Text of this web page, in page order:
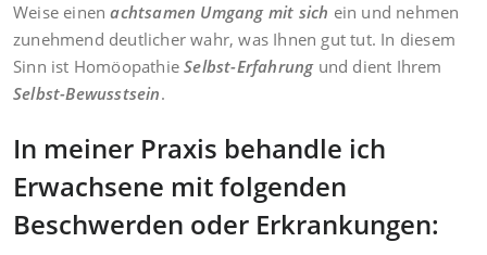
Weise einenachtsamen Umgang mit sich ein und nehmen
zunehmend deutlicher wahr, was Ihnen gut tut. In diesem
Sinn ist HomöopathieSelbst-Erfahrungund dient Ihrem
Selbst-Bewusstsein.
In meiner Praxis behandle ich
Erwachsene mit folgenden
Beschwerden oder Erkrankungen: